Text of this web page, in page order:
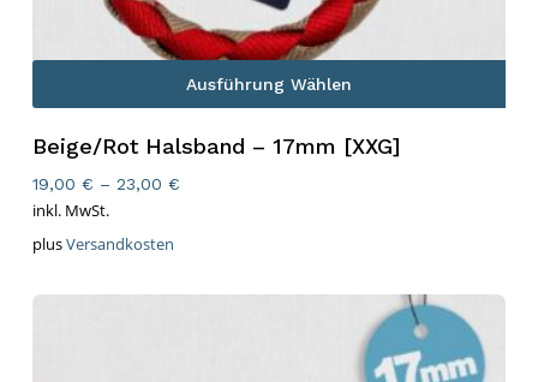
Ausführung Wählen
Beige/Rot Halsband – 17mm [XXG]
19,00 € – 23,00 €
inkl. MwSt.
plusVersandkosten